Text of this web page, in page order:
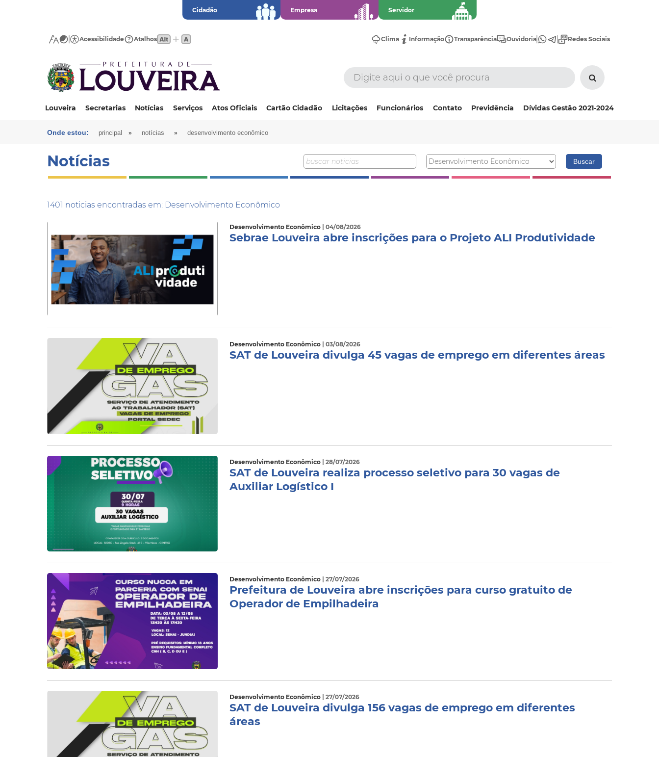
Cidadão Empresa Servidor
Acessibilidade Atalhos Clima Informação Transparência Ouvidoria Redes Sociais
Louveira Secretarias Notícias Serviços Atos Oficiais Cartão Cidadão Licitações Funcionários Contato Previdência Dívidas Gestão 2021-2024
Onde estou: principal » notícias » desenvolvimento econômico
Notícias
1401 noticias encontradas em: Desenvolvimento Econômico
Desenvolvimento Econômico | 04/08/2026
Sebrae Louveira abre inscrições para o Projeto ALI Produtividade
Desenvolvimento Econômico | 03/08/2026
SAT de Louveira divulga 45 vagas de emprego em diferentes áreas
Desenvolvimento Econômico | 28/07/2026
SAT de Louveira realiza processo seletivo para 30 vagas de
Auxiliar Logístico I
Desenvolvimento Econômico | 27/07/2026
Prefeitura de Louveira abre inscrições para curso gratuito de
Operador de Empilhadeira
Desenvolvimento Econômico | 27/07/2026
SAT de Louveira divulga 156 vagas de emprego em diferentes
áreas